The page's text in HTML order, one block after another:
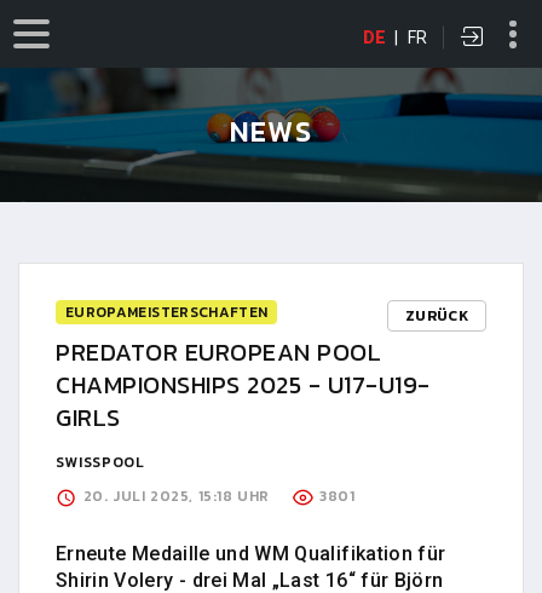
DE | FR
NEWS
EUROPAMEISTERSCHAFTEN ZURÜCK
PREDATOR EUROPEAN POOL
CHAMPIONSHIPS 2025 - U17-U19-
GIRLS
SWISSPOOL
20. JULI 2025, 15:18 UHR
3801
Erneute Medaille und WM Qualifikation für
Shirin Volery - drei Mal „Last 16“ für Björn